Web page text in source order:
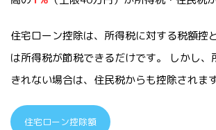
住宅ローン控除は、所得税に対する税額控
は所得税が節税できるだけです。 しかし、
きれない場合は、住民税からも控除されます
住宅ローン控除額